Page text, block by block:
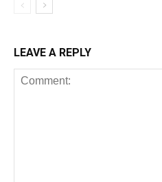
LEAVE A REPLY